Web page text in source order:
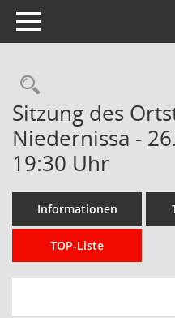
Toggle navigation
Sitzung des
Niedernissa -
19:30 Uhr
Informationen
TOP-Liste